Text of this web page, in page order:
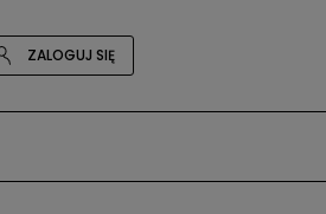
ZALOGUJ SIĘ